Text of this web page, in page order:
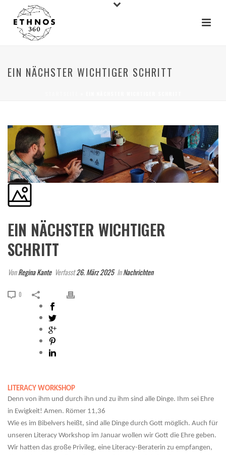
EIN NÄCHSTER WICHTIGER SCHRITT
EIN NÄCHSTER WICHTIGER
SCHRITT
VonRegina Kante Verfasst26. März 2025 InNachrichten
0
LITERACY WORKSHOP
Denn von ihm und durch ihn und zu ihm sind alle Dinge. Ihm sei Ehre
in Ewigkeit! Amen. Römer 11,36
Wie es im Bibelvers heißt, sind alle Dinge durch Gott möglich. Auch für
unseren Literacy Workshop im Januar wollen wir Gott die Ehre geben.
Wir hatten das große Privileg, eine Literacy-Beraterin zu empfangen,